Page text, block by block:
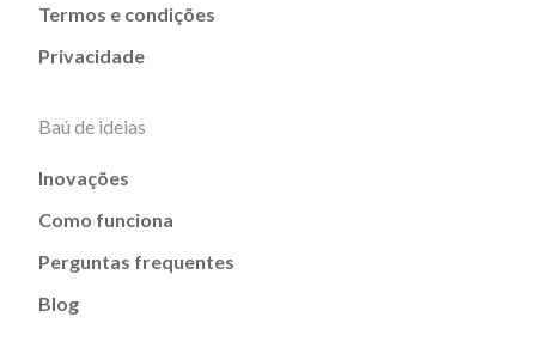
Termos e condições
Privacidade
Baú de ideias
Inovações
Como funciona
Perguntas frequentes
Blog